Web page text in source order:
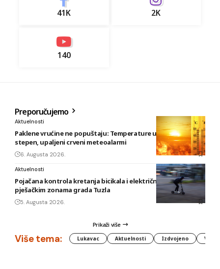
41K 2K
140
Preporučujemo
Aktuelnosti
Paklene vrućine ne popuštaju: Temperature u BiH i do 41
stepen, upaljeni crveni meteoalarmi
6. Augusta 2026.
Aktuelnosti
Pojačana kontrola kretanja bicikala i električnih romobila u
pješačkim zonama grada Tuzla
5. Augusta 2026.
Prikaži više
Više tema: Lukavac Aktuelnosti Izdvojeno